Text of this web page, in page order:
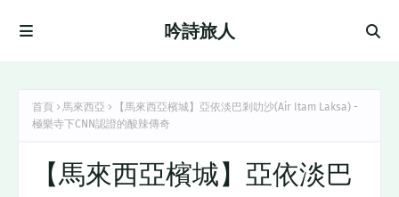
吟詩旅人
首頁 馬來西亞
【馬來西亞檳城】亞依淡巴剎叻沙(Air Itam Laksa) -
極樂寺下CNN認證的酸辣傳奇
【馬來西亞檳城】亞依淡巴